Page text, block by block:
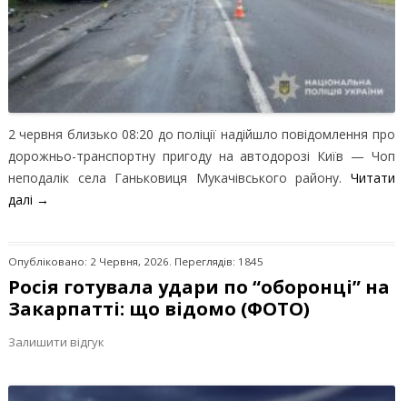
2 червня близько 08:20 до поліції надійшло повідомлення про
дорожньо-транспортну пригоду на автодорозі Київ — Чоп
неподалік села Ганьковиця Мукачівського району. Читати
далі →
Опубліковано: 2 Червня, 2026. Переглядів: 1845
Росія готувала удари по “оборонці” на
Закарпатті: що відомо (ФОТО)
Залишити відгук